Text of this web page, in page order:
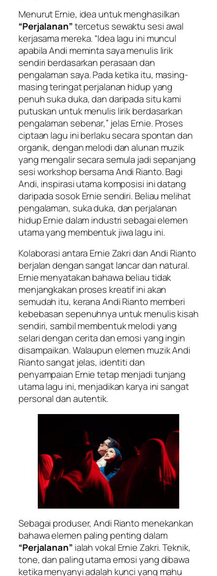
Menurut Ernie, idea untuk menghasilkan
“Perjalanan”tercetus sewaktu sesi awal
kerjasama mereka. “Idea lagu ini muncul
apabila Andi meminta saya menulis lirik
sendiri berdasarkan perasaan dan
pengalaman saya. Pada ketika itu, masing-
masing teringat perjalanan hidup yang
penuh suka duka, dan daripada situ kami
putuskan untuk menulis lirik berdasarkan
pengalaman sebenar,” jelas Ernie. Proses
ciptaan lagu ini berlaku secara spontan dan
organik, dengan melodi dan alunan muzik
yang mengalir secara semula jadi sepanjang
sesi workshop bersama Andi Rianto. Bagi
Andi, inspirasi utama komposisi ini datang
daripada sosok Ernie sendiri. Beliau melihat
pengalaman, suka duka, dan perjalanan
hidup Ernie dalam industri sebagai elemen
utama yang membentuk jiwa lagu ini.
Kolaborasi antara Ernie Zakri dan Andi Rianto
berjalan dengan sangat lancar dan natural.
Ernie menyatakan bahawa beliau tidak
menjangkakan proses kreatif ini akan
semudah itu, kerana Andi Rianto memberi
kebebasan sepenuhnya untuk menulis kisah
sendiri, sambil membentuk melodi yang
selari dengan cerita dan emosi yang ingin
disampaikan. Walaupun elemen muzik Andi
Rianto sangat jelas, identiti dan
penyampaian Ernie tetap menjadi tunjang
utama lagu ini, menjadikan karya ini sangat
personal dan autentik.
Sebagai produser, Andi Rianto menekankan
bahawa elemen paling penting dalam
“Perjalanan” ialah vokal Ernie Zakri. Teknik,
tone, dan paling utama emosi yang dibawa
ketika menyanyi adalah kunci yang mahu